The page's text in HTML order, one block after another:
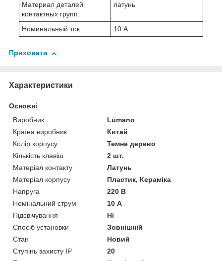
Материал деталей
контактных групп:
латунь
Номинальный ток 10 А
Приховати
Характеристики
Основні
Виробник
Lumano
Країна виробник
Китай
Колір корпусу
Темне дерево
Кількість клавіш
2 шт.
Матеріал контакту
Латунь
Матеріал корпусу
Пластик, Кераміка
Напруга
220 В
Номінальний струм
10 А
Підсвічування
Ні
Спосіб установки
Зовнішній
Стан
Новий
Ступінь захисту IP
20